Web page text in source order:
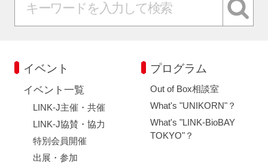
イベント
イベント一覧
LINK-J主催・共催
LINK-J協賛・協力
特別会員開催
出展・参加
プログラム
Out of Box相談室
What's "UNIKORN"？
What's "LINK-BioBAY
TOKYO"？